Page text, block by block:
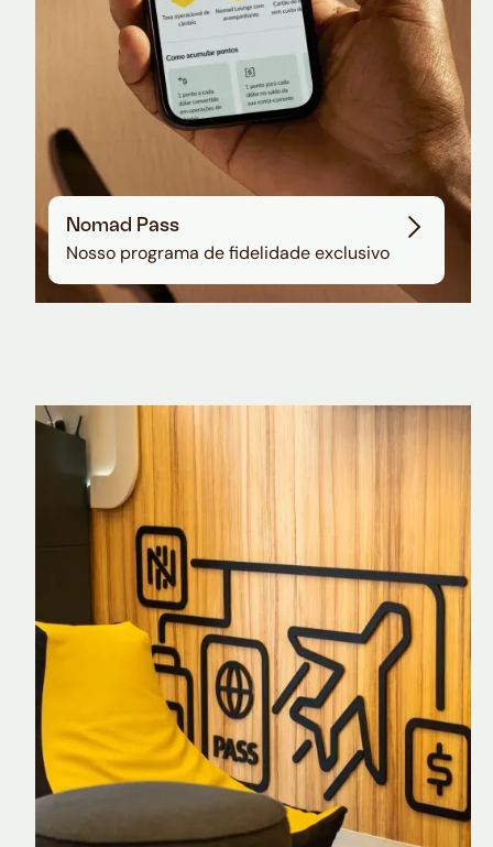
Nomad Pass
Nosso programa de fidelidade exclusivo
Nomad Explorer
Cartão de crédito brasileiro com cashback
em dólar